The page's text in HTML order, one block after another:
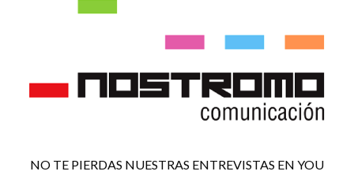
NO TE PIERDAS NUESTRAS ENTREVISTAS EN YOU